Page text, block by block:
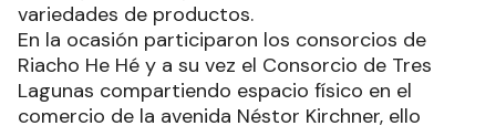
variedades de productos.
En la ocasión participaron los consorcios de
Riacho He Hé y a su vez el Consorcio de Tres
Lagunas compartiendo espacio físico en el
comercio de la avenida Néstor Kirchner, ello